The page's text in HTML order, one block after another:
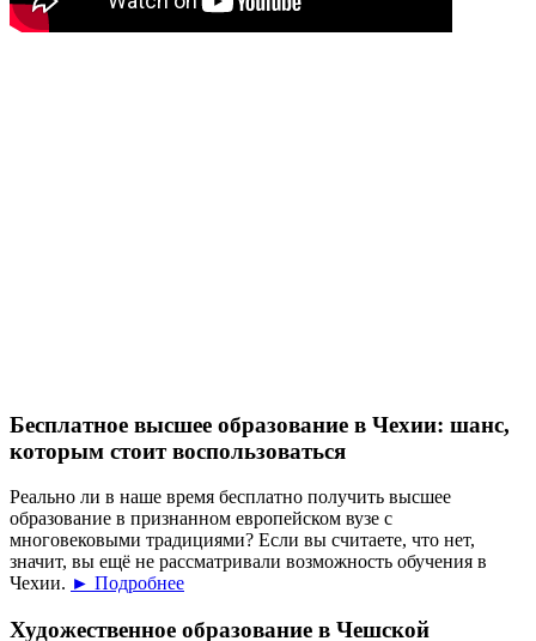
Бесплатное высшее образование в Чехии: шанс,
которым стоит воспользоваться
Реально ли в наше время бесплатно получить высшее
образование в признанном европейском вузе с
многовековыми традициями? Если вы считаете, что нет,
значит, вы ещё не рассматривали возможность обучения в
Чехии. ► Подробнее
Художественное образование в Чешской